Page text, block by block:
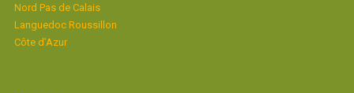
Nord Pas de Calais
Languedoc Roussillon
Côte d’Azur